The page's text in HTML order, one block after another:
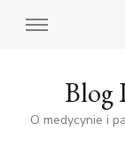
Blog
O medycynie i